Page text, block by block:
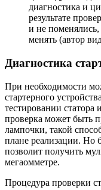
диагностика и
результате
и не поменялись,
менять (автор
Диагностика
При необходимости
стартерного
тестировании статора
проверка может быть
лампочки, такой
плане реализации. Но
позволит получить
мегаомметре.
Процедура проверки